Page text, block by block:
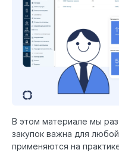
В этом материале мы
закупок важна для
применяются на